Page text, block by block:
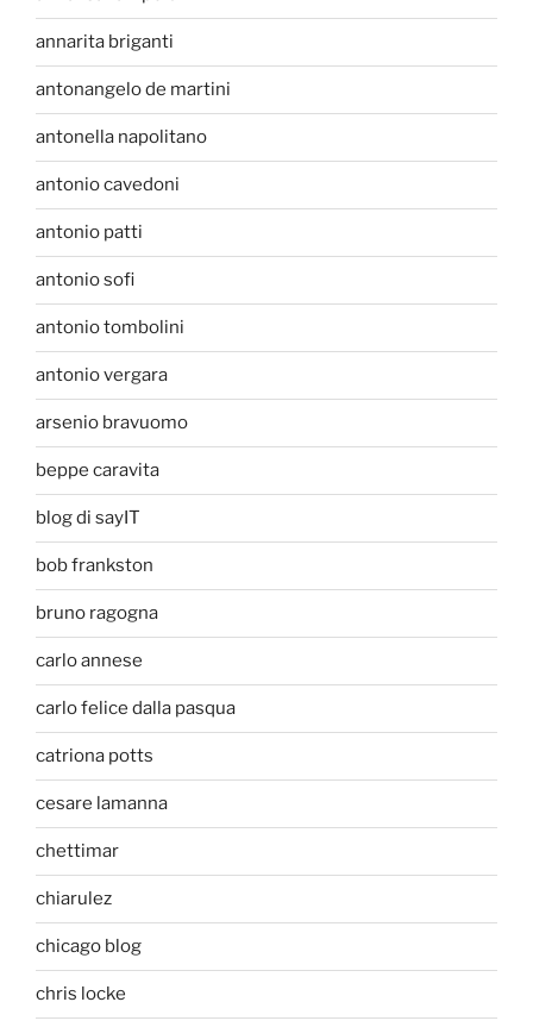
annarita briganti
antonangelo de martini
antonella napolitano
antonio cavedoni
antonio patti
antonio sofi
antonio tombolini
antonio vergara
arsenio bravuomo
beppe caravita
blog di sayIT
bob frankston
bruno ragogna
carlo annese
carlo felice dalla pasqua
catriona potts
cesare lamanna
chettimar
chiarulez
chicago blog
chris locke